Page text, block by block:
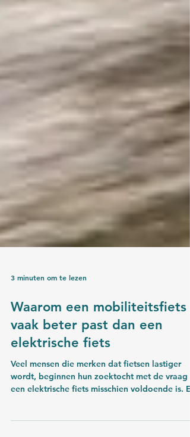
3 minuten om te lezen
Waarom een mobiliteitsfiets
vaak beter past dan een
elektrische fiets